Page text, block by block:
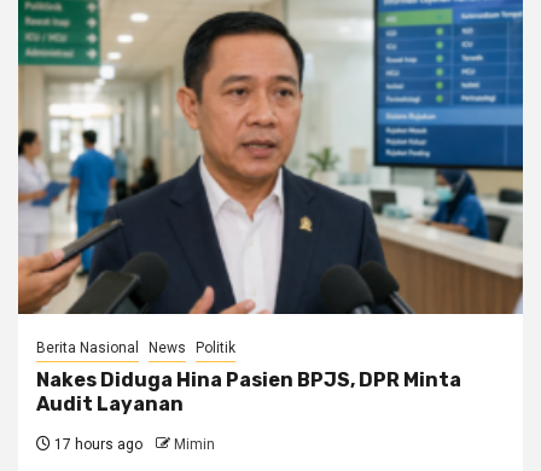
Berita Nasional News Politik
Nakes Diduga Hina Pasien BPJS, DPR Minta
Audit Layanan
17 hours ago Mimin